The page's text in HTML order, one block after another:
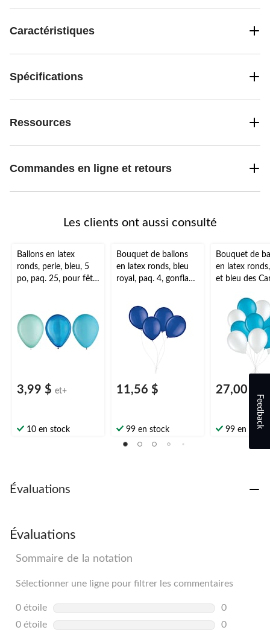
Caractéristiques
Spécifications
Ressources
Commandes en ligne et retours
Les clients ont aussi consulté
Ballons en latex
ronds, perle, bleu, 5
po, paq. 25, pour fête
3,99 $ et+
10 en stock
Bouquet de ballons
en latex ronds, bleu
royal, paq. 4, gonflage
anniversaire/occasion
spéciale
11,56 $
99 en stock
Bouquet de
en latex
et bleu des
l’hélium et
inclus pour
anniversaire/
spéciale
27,00 $
99 en stock
Évaluations
Évaluations
Sommaire de la notation
Sélectionner une ligne pour filtrer les commentaires
0 étoile étoiles
0
0
0 étoile étoiles
0
Feedback